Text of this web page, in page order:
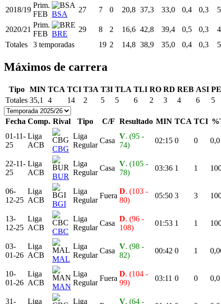
2018/19
Prim.
FEB BSA
27 7 0 20,8 37,3 33,0 0,4 0,3
2020/21
Prim.
FEB BRE
29 8 2 16,6 42,8 39,4 0,5 0,3
Totales
3 temporadas 19 2 14,8 38,9 35,0 0,4 0,3
Máximos de carrera
Tipo MIN TCA TCI T3A T3I TLA TLI RO RD REB ASI
Totales 35,1 4 14 2 5 5 6 2 3 4 6 5
Fecha Comp. Rival Tipo C/F Resultado MIN TCA TCI
01-11-
25
Liga
ACB
CBG
Liga
Regular
Casa
V. (95 -
74)
02:15 0 0 0,0
22-11-
25
Liga
ACB
BUR
Liga
Regular
Casa
V. (105 -
78)
03:36 1 1
06-
12-25
Liga
ACB
BGI
Liga
Regular
Fuera
D. (103 -
80)
05:50 3 3
13-
12-25
Liga
ACB
CBC
Liga
Regular
Casa
D. (96 -
108)
01:53 1 1
03-
01-26
Liga
ACB
MAL
Liga
Regular
Casa
V. (98 -
82)
00:42 0 1
10-
01-26
Liga
ACB
MAN
Liga
Regular
Fuera
D. (104 -
99)
03:11 0 0 0,0
31-
Liga
Liga
V. (64 -